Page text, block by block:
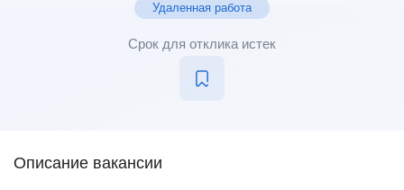
Удаленная работа
Срок для отклика истек
Описание вакансии